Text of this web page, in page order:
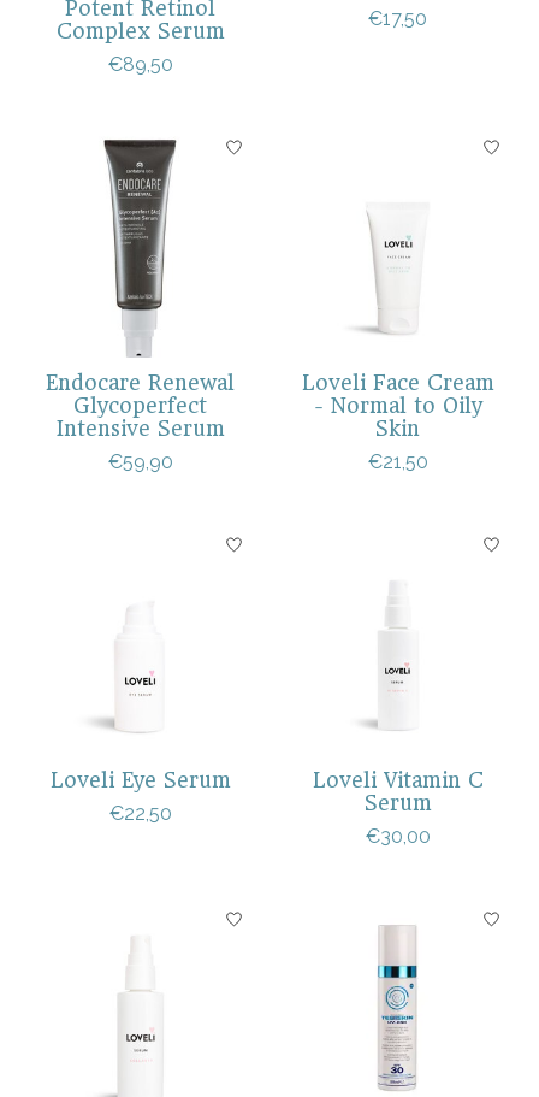
Potent Retinol
Complex Serum
€89,50
€17,50
Endocare Renewal
Glycoperfect
Intensive Serum
€59,90
Loveli Face Cream
- Normal to Oily
Skin
€21,50
Loveli Eye Serum
€22,50
Loveli Vitamin C
Serum
€30,00